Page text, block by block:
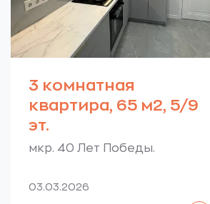
3 комнатная
квартира, 65 м2, 5/9
эт.
мкр. 40 Лет Победы.
03.03.2026